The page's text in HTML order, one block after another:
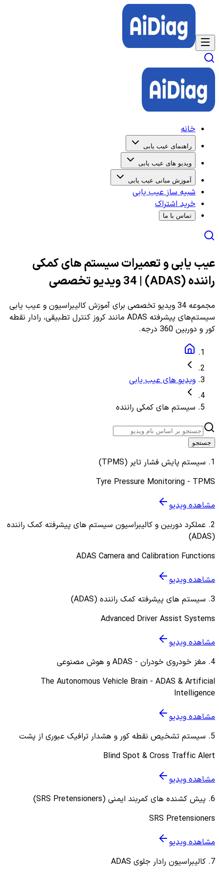
خانه
راهنمای عیب یابی
ویدیو های عیب یابی
آموزش مبانی عیب یابی
شبیه ساز عیب یابی
خرید اشتراک
تماس با ما
عیب یابی و تعمیرات سیستم های کمکی
راننده (ADAS) | 34 ویدیو تخصصی
مجموعه 34 ویدیو تخصصی برای آموزش کالیبراسیون و عیب یابی
سیستم‌های پیشرفته ADAS مانند کروز کنترل تطبیقی، رادار نقطه
کور و دوربین 360 درجه.
ویدیو های عیب یابی
سیستم های کمکی راننده
جستجو
1
. سیستم پایش فشار تایر (TPMS)
Tyre Pressure Monitoring - TPMS
مشاهده ویدیو
2
. عملکرد دوربین و کالیبراسیون سیستم های پیشرفته کمک راننده
(ADAS)
ADAS Camera and Calibration Functions
مشاهده ویدیو
3
. سیستم های پیشرفته کمک راننده (ADAS)
Advanced Driver Assist Systems
مشاهده ویدیو
4
. مغز خودروی خودران - ADAS و هوش مصنوعی
The Autonomous Vehicle Brain - ADAS & Artificial
Intelligence
مشاهده ویدیو
5
. سیستم تشخیص نقطه کور و هشدار ترافیک عبوری از پشت
Blind Spot & Cross Traffic Alert
مشاهده ویدیو
6
. پیش کشنده های کمربند ایمنی (SRS Pretensioners)
SRS Pretensioners
مشاهده ویدیو
7
. کالیبراسیون رادار جلوی ADAS